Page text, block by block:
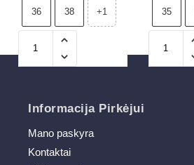
36 38 +1 35
Informacija Pirkėjui
Mano paskyra
Kontaktai